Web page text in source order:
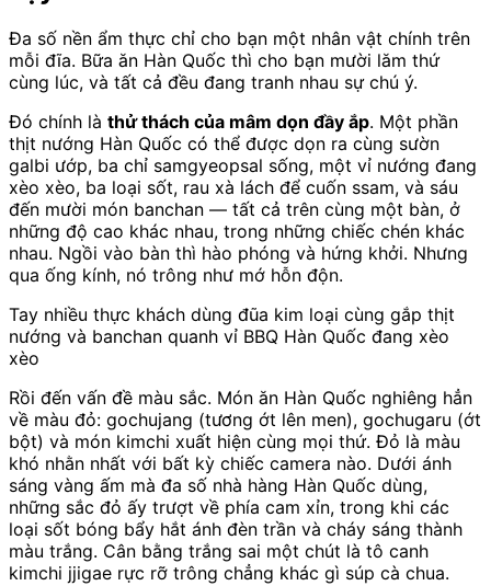
Đa số nền ẩm thực chỉ cho bạn một nhân vật chính trên
mỗi đĩa. Bữa ăn Hàn Quốc thì cho bạn mười lăm thứ
cùng lúc, và tất cả đều đang tranh nhau sự chú ý.
Đó chính là thử thách của mâm dọn đầy ắp. Một phần
thịt nướng Hàn Quốc có thể được dọn ra cùng sườn
galbi ướp, ba chỉ samgyeopsal sống, một vỉ nướng đang
xèo xèo, ba loại sốt, rau xà lách để cuốn ssam, và sáu
đến mười món banchan — tất cả trên cùng một bàn, ở
những độ cao khác nhau, trong những chiếc chén khác
nhau. Ngồi vào bàn thì hào phóng và hứng khởi. Nhưng
qua ống kính, nó trông như mớ hỗn độn.
Tay nhiều thực khách dùng đũa kim loại cùng gắp thịt
nướng và banchan quanh vỉ BBQ Hàn Quốc đang xèo
xèo
Rồi đến vấn đề màu sắc. Món ăn Hàn Quốc nghiêng hẳn
về màu đỏ: gochujang (tương ớt lên men), gochugaru (ớt
bột) và món kimchi xuất hiện cùng mọi thứ. Đỏ là màu
khó nhằn nhất với bất kỳ chiếc camera nào. Dưới ánh
sáng vàng ấm mà đa số nhà hàng Hàn Quốc dùng,
những sắc đỏ ấy trượt về phía cam xỉn, trong khi các
loại sốt bóng bẩy hắt ánh đèn trần và cháy sáng thành
màu trắng. Cân bằng trắng sai một chút là tô canh
kimchi jjigae rực rỡ trông chẳng khác gì súp cà chua.